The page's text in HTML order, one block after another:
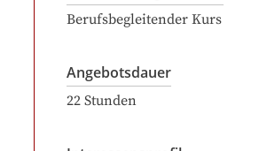
Berufsbegleitender Kurs
Angebotsdauer
22 Stunden